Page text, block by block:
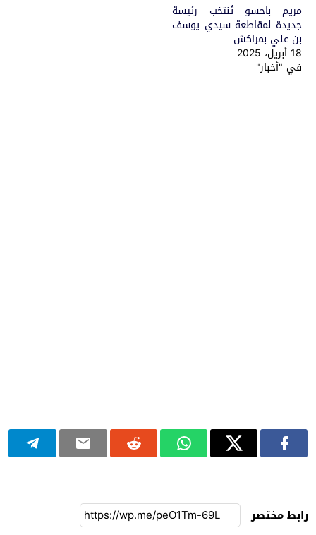
مريم باحسو تُنتخب رئيسة
جديدة لمقاطعة سيدي يوسف
بن علي بمراكش
18 أبريل، 2025
في "أخبار"
رابط مختصر